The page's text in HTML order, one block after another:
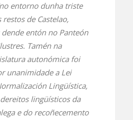
entorno dunha triste
de Castelao,
entón no Panteón
Tamén na
autonómica foi
unanimidade a Lei
Lingüística,
lingüísticos da
e do recoñecemento